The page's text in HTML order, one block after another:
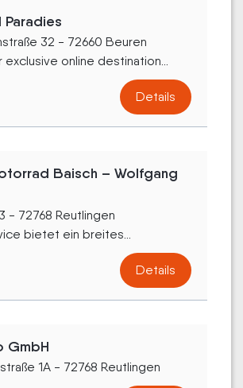
32 - 72660 Beuren
exclusive online destination...
Details
Baisch – Wolfgang
- 72768 Reutlingen
bietet ein breites...
Details
GmbH
1A - 72768 Reutlingen